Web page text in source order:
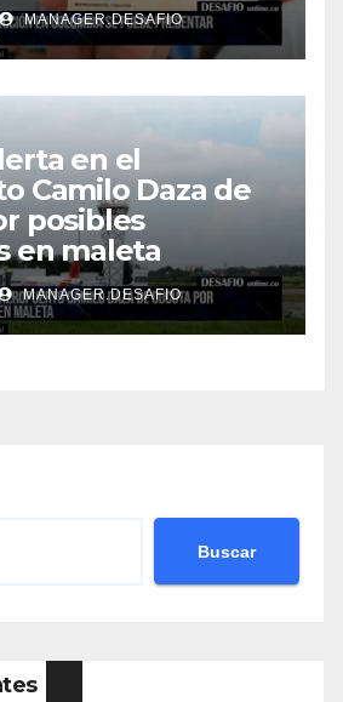
MANAGER.DESAFIO
en el
Camilo Daza de
posibles
en maleta
MANAGER.DESAFIO
Buscar